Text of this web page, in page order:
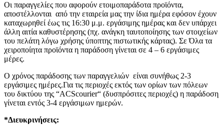
Οι παραγγελίες που αφορούν ετοιμοπαράδοτα προϊόντα,
αποστέλλονται από την εταιρεία μας την ίδια ημέρα εφόσον έχουν
καταχωρηθεί έως τις 16:30 μ.μ. εργάσιμης ημέρας και δεν υπάρχει
άλλη αιτία καθυστέρησης (πχ. ανάγκη ταυτοποίησης των στοιχείων
του πελάτη λόγω χρήσης ύποπτης πιστωτικής κάρτας). Σε Όλα τα
χειροποίητα προϊόντα η παράδοση γίνεται σε 4 – 6 εργάσιμες
μέρες.
Ο χρόνος παράδοσης των παραγγελιών είναι συνήθως 2-3
εργάσιμες ημέρες.Για τις περιοχές εκτός των ορίων των πόλεων
του δικτύου της “ACScourier“ (δυσπρόσιτες περιοχές) η παράδοση
γίνεται εντός 3-4 εργάσιμων ημερών.
*Διευκρινήσεις: